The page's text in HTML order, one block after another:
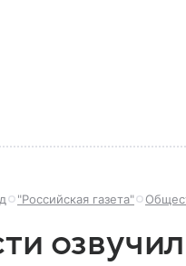
"Российская газета"